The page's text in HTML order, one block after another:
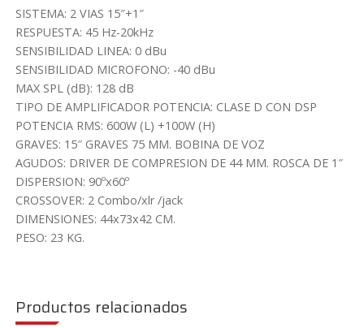
SISTEMA: 2 VIAS 15″+1″
RESPUESTA: 45 Hz-20kHz
SENSIBILIDAD LINEA: 0 dBu
SENSIBILIDAD MICROFONO: -40 dBu
MAX SPL (dB): 128 dB
TIPO DE AMPLIFICADOR POTENCIA: CLASE D CON DSP
POTENCIA RMS: 600W (L) +100W (H)
GRAVES: 15″ GRAVES 75 MM. BOBINA DE VOZ
AGUDOS: DRIVER DE COMPRESION DE 44 MM. ROSCA DE 1″
DISPERSION: 90ºx60º
CROSSOVER: 2 Combo/xlr /jack
DIMENSIONES: 44x73x42 CM.
PESO: 23 KG.
Productos relacionados